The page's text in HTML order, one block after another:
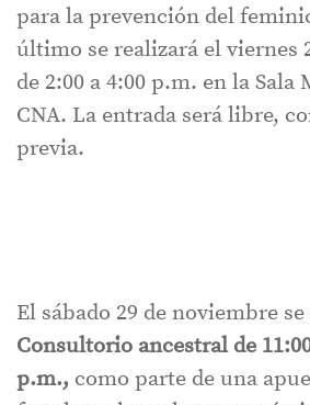
para la prevención del
último se realizará el viernes
de 2:00 a 4:00 p.m. en la
CNA. La entrada será libre,
previa.
El sábado 29 de noviembre
Consultorio ancestral de
p.m., como parte de una